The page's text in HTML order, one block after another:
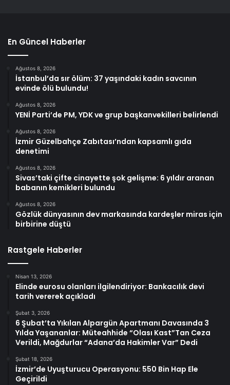
En Güncel Haberler
Ağustos 8, 2026
İstanbul’da sır ölüm: 37 yaşındaki kadın savcının
evinde ölü bulundu!
Ağustos 8, 2026
YENİ Parti’de PM, YDK ve grup başkanvekilleri belirlendi
Ağustos 8, 2026
İzmir Güzelbahçe Zabıtası’ndan kapsamlı gıda
denetimi
Ağustos 8, 2026
Sivas’taki çifte cinayette şok gelişme: 6 yıldır aranan
babanın kemikleri bulundu
Ağustos 8, 2026
Gözlük dünyasının dev markasında kardeşler miras için
birbirine düştü
Rastgele Haberler
Nisan 13, 2026
Elinde eurosu olanları ilgilendiriyor: Bankacılık devi
tarih vererek açıkladı
Şubat 3, 2026
6 Şubat’ta Yıkılan Alpargün Apartmanı Davasında 3
Yılda Yaşananlar: Müteahhide “Olası Kast”Tan Ceza
Verildi, Mağdurlar “Adana’da Hakimler Var” Dedi
Şubat 18, 2026
İzmir’de Uyuşturucu Operasyonu: 550 Bin Hap Ele
Geçirildi